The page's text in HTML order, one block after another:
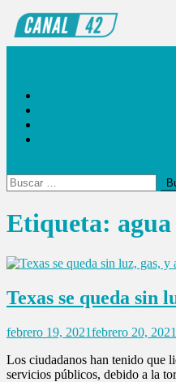
Saltar
contenido
Buscar:
Etiqueta:
Texas se queda sin
febrero 19, 2021febrero 20, 2021
Los ciudadanos han tenido que
servicios públicos, debido a la